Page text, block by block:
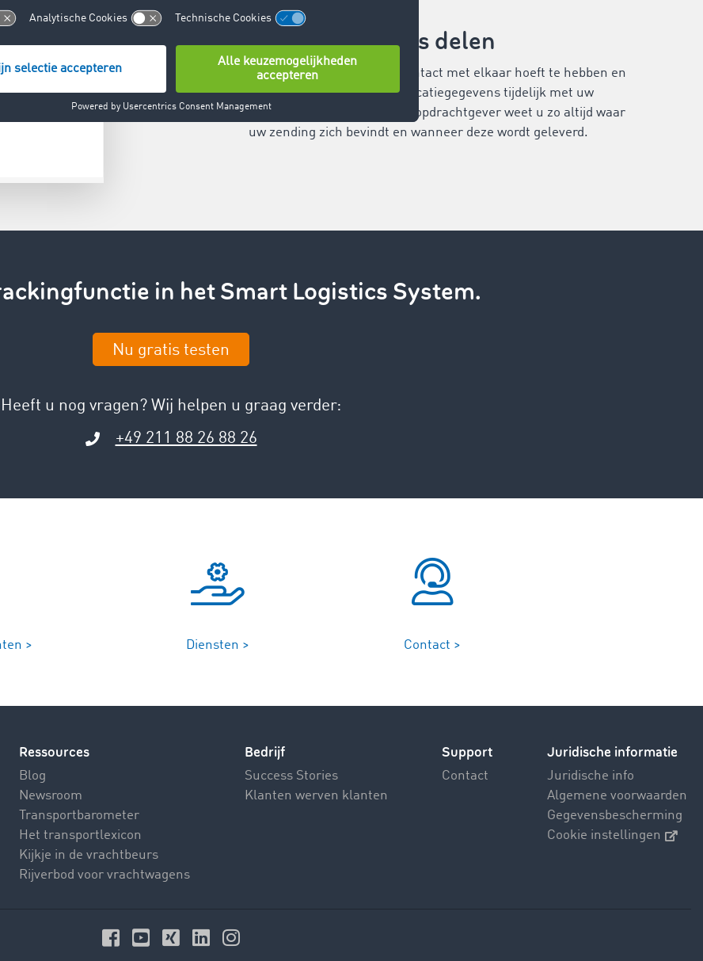
Locatiegegevens delen
Zorg ervoor dat u minder contact met elkaar hoeft te hebben en
bespaar kostbare tijddoor locatiegegevens tijdelijk met uw
opdrachtgever te delen. Als opdrachtgever weet u zo altijd waar
uw zending zich bevindt en wanneer deze wordt geleverd.
in het Smart Logistics System.
Nu gratis testen
Heeft u nog vragen? Wij helpen u graag verder:
+49 211 88 26 88 26
> Diensten > Contact >
Ressources
Blog
Newsroom
Transportbarometer
Het transportlexicon
Kijkje in de vrachtbeurs
Rijverbod voor vrachtwagens
Bedrijf
Success Stories
Klanten werven klanten
Support
Contact
Juridische informatie
Juridische info
Algemene voorwaarden
Gegevensbescherming
Cookie instellingen